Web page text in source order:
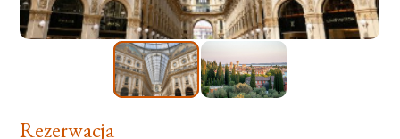
Rezerwacja